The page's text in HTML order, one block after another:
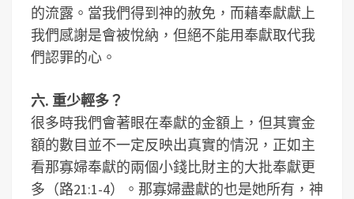
的流露。當我們得到神的赦免，而藉奉獻獻上
我們感謝是會被悅納，但絕不能用奉獻取代我
們認罪的心。
六. 重少輕多？
很多時我們會著眼在奉獻的金額上，但其實金
額的數目並不一定反映出真實的情況，正如主
看那寡婦奉獻的兩個小錢比財主的大批奉獻更
多（路21:1-4）。那寡婦盡獻的也是她所有，神